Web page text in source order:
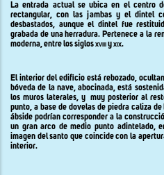
La entrada actual se ubica en el centro
rectangular, con las jambas y el dintel
desbastados, aunque el dintel fue
grabada de una herradura. Pertenece a la
moderna, entre los siglosxviiiyxix.
El interior del edificio está rebozado,
bóveda de la nave, abocinada, está
los muros laterales, y
muy posterior al
punto, a base de dovelas de piedra caliza
ábside podrían corresponder a la
un gran arco de medio punto adintelado,
imagen del santo que coincide con la
interior.